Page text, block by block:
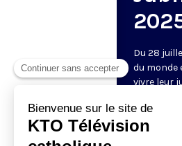
Du 28
du monde
vivre leur
des
XIV, des